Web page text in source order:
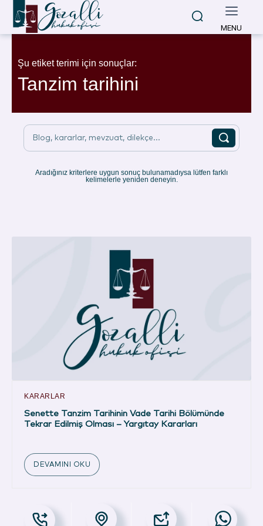
MENU
Şu etiket terimi için sonuçlar:
Tanzim tarihini
Blog, kararlar, mevzuat, dilekçe...
Aradığınız kriterlere uygun sonuç bulunamadıysa lütfen farklı
kelimelerle yeniden deneyin.
KARARLAR
Senette Tanzim Tarihinin Vade Tarihi Bölümünde
Tekrar Edilmiş Olması – Yargıtay Kararları
DEVAMINI OKU